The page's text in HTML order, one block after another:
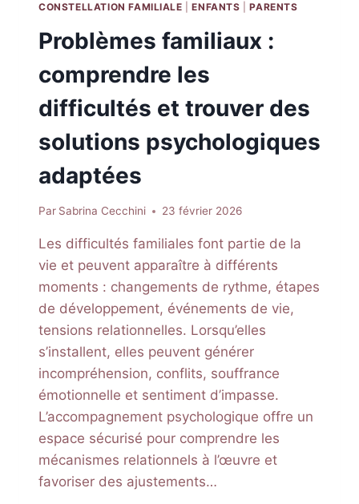
CONSTELLATION FAMILIALE |ENFANTS |PARENTS
Problèmes familiaux :
comprendre les
difficultés et trouver des
solutions psychologiques
adaptées
Par Sabrina Cecchini 23 février 2026
Les difficultés familiales font partie de la
vie et peuvent apparaître à différents
moments : changements de rythme, étapes
de développement, événements de vie,
tensions relationnelles. Lorsqu’elles
s’installent, elles peuvent générer
incompréhension, conflits, souffrance
émotionnelle et sentiment d’impasse.
L’accompagnement psychologique offre un
espace sécurisé pour comprendre les
mécanismes relationnels à l’œuvre et
favoriser des ajustements…